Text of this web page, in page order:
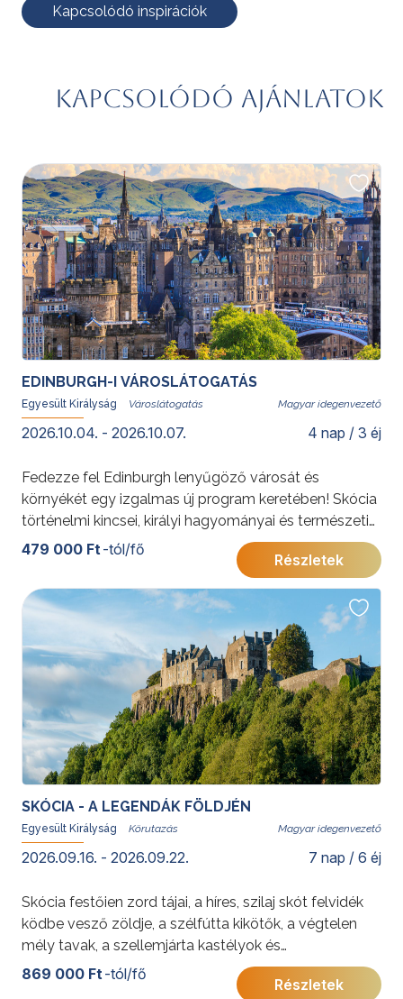
Kapcsolódó inspirációk
Kapcsolódó ajánlatok
EDINBURGH-I VÁROSLÁTOGATÁS
Egyesült Királyság Magyar idegenvezető
2026.10.04. - 2026.10.07. 4 nap / 3 éj
Fedezze fel Edinburgh lenyűgöző városát és
környékét egy izgalmas új program keretében! Skócia
történelmi kincsei, királyi hagyományai és természeti
csodái várják Önt ezen a különleges
városlátogatáson. Látogassa meg velünk Edinburgh
ikonikus helyszíneit, és tapasztalja meg a város
páratlan hangulatát!
További érdekességekért az Egyesült Királyságról
kattintson
ide.
479 000 Ft-tól/fő
Részletek
SKÓCIA - A LEGENDÁK FÖLDJÉN
Egyesült Királyság Magyar idegenvezető
2026.09.16. - 2026.09.22. 7 nap / 6 éj
Skócia festőien zord tájai, a híres, szilaj skót felvidék
ködbe vesző zöldje, a szélfútta kikötők, a végtelen
mély tavak, a szellemjárta kastélyok és
természetesen a skót whisky mindenkit levesz a
lábáról, aki ide ellátogat. Életre szóló élményekkel
869 000 Ft-tól/fő
Részletek